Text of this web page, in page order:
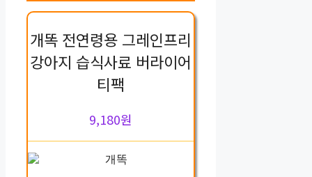
개똑 전연령용 그레인프리
강아지 습식사료 버라이어
티팩
9,180원